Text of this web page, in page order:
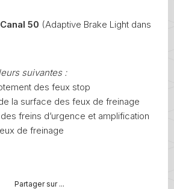
Canal 50 (Adaptive Brake Light dans
suivantes :
des feux stop
la surface des feux de freinage
freins d’urgence et amplification
de freinage
Partager sur ...